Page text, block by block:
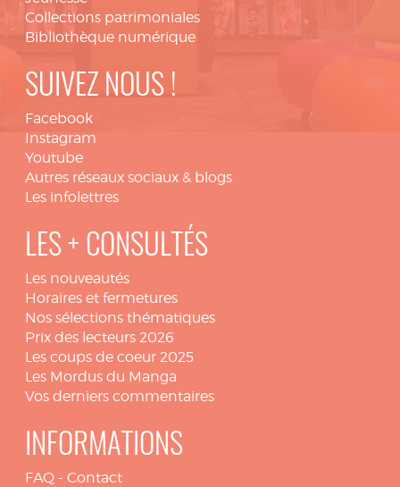
Collections patrimoniales
Bibliothèque numérique
SUIVEZ NOUS !
Facebook
Instagram
Youtube
Autres réseaux sociaux & blogs
Les infolettres
LES + CONSULTÉS
Les nouveautés
Horaires et fermetures
Nos sélections thématiques
Prix des lecteurs 2026
Les coups de coeur 2025
Les Mordus du Manga
Vos derniers commentaires
INFORMATIONS
FAQ - Contact